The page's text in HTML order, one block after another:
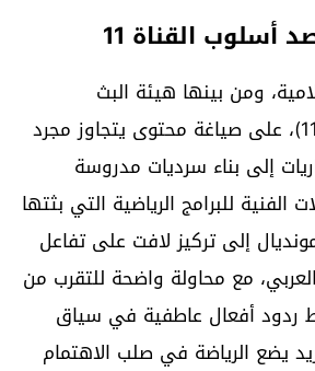
أسلوب القناة 11
ومن بينها هيئة البث
الإسرائيلية (القناة 11)، على صياغة محتوى يتجاوز مجرد
إلى بناء سرديات مدروسة
الفنية للبرامج الرياضية التي بثتها
إلى تركيز لافت على تفاعل
مع محاولة واضحة للتقرب من
ردود أفعال عاطفية في سياق
يضع الرياضة في صلب الاهتمام